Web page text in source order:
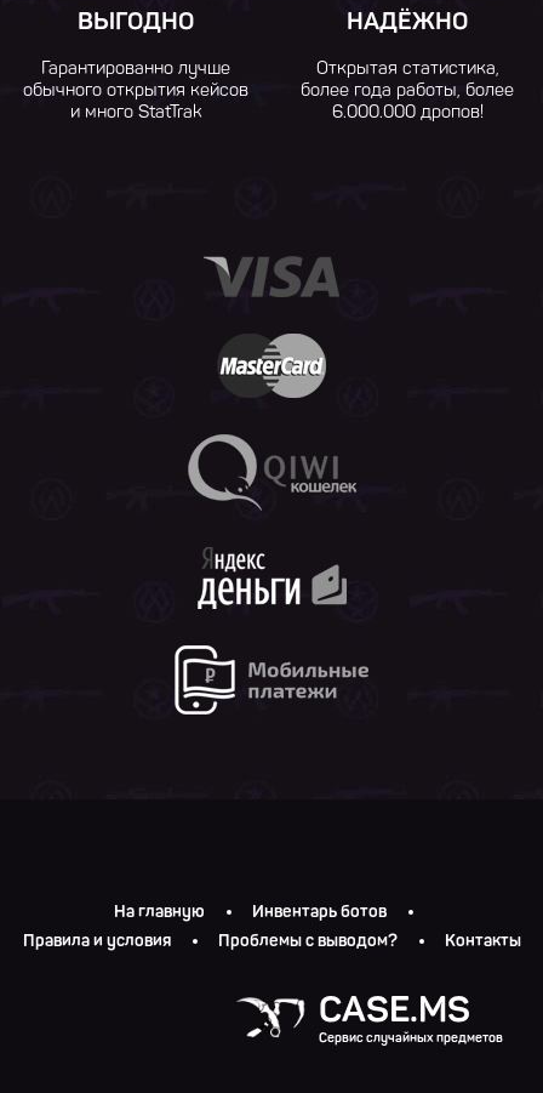
ВЫГОДНО
Гарантированно лучше
обычного открытия кейсов
и много StatTrak
НАДЁЖНО
Открытая статистика,
более года работы, более
6.000.000 дропов!
На главную
Инвентарь ботов
Правила и условия
Проблемы с выводом? Контакты
CASE.MS
Сервис случайных предметов